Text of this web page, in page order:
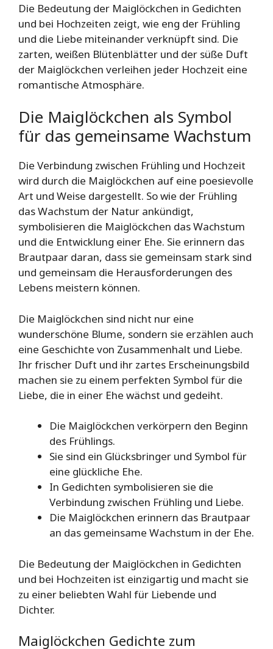
Die Bedeutung der Maiglöckchen in Gedichten
und bei Hochzeiten zeigt, wie eng der Frühling
und die Liebe miteinander verknüpft sind. Die
zarten, weißen Blütenblätter und der süße Duft
der Maiglöckchen verleihen jeder Hochzeit eine
romantische Atmosphäre.
Die Maiglöckchen als Symbol
für das gemeinsame Wachstum
Die Verbindung zwischen Frühling und Hochzeit
wird durch die Maiglöckchen auf eine poesievolle
Art und Weise dargestellt. So wie der Frühling
das Wachstum der Natur ankündigt,
symbolisieren die Maiglöckchen das Wachstum
und die Entwicklung einer Ehe. Sie erinnern das
Brautpaar daran, dass sie gemeinsam stark sind
und gemeinsam die Herausforderungen des
Lebens meistern können.
Die Maiglöckchen sind nicht nur eine
wunderschöne Blume, sondern sie erzählen auch
eine Geschichte von Zusammenhalt und Liebe.
Ihr frischer Duft und ihr zartes Erscheinungsbild
machen sie zu einem perfekten Symbol für die
Liebe, die in einer Ehe wächst und gedeiht.
Die Maiglöckchen verkörpern den Beginn
des Frühlings.
Sie sind ein Glücksbringer und Symbol für
eine glückliche Ehe.
In Gedichten symbolisieren sie die
Verbindung zwischen Frühling und Liebe.
Die Maiglöckchen erinnern das Brautpaar
an das gemeinsame Wachstum in der Ehe.
Die Bedeutung der Maiglöckchen in Gedichten
und bei Hochzeiten ist einzigartig und macht sie
zu einer beliebten Wahl für Liebende und
Dichter.
Maiglöckchen Gedichte zum